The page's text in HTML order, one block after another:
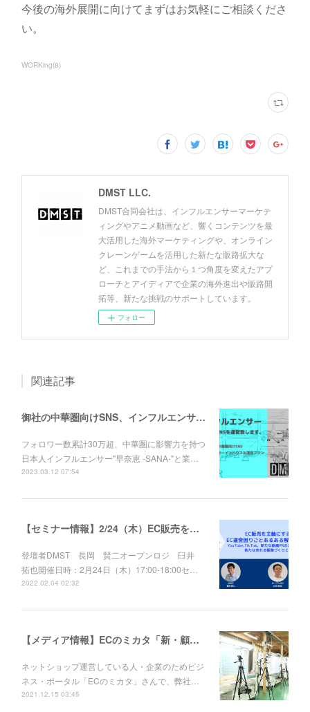
今後の海外展開に向けてまずはお気軽にご相談くださ
い。
WORKing(8)
DMST LLC.
DMST合同会社は、インフルエンサーマーケテ
ィングやアニメ動画など、響くコンテンツを最
大活用した海外マーケティングや、オンライン
クレーンゲームを活用した新たな販路拡大な
ど、これまでの手法から１つ角度を変えたアプ
ローチとアイディアで企業の海外進出や販路開
拓等、新たな挑戦のサポートしています。
フォロー
関連記事
御社の中華圏向けSNS、インフルエンサーが運営プロデュース致します。
フォロワー数累計30万超、中華圏に影響力を持つ
日本人インフルエンサー"早奈恵 -SANA-"と業…
2023.03.12 07:54
【セミナー情報】2/24（木）EC販売を主軸にする！EC運営困りごとあるある解決セミナー 開催
登壇者DMST 長岡 賢二オープンロジ 臼井
拓也開催日時：2月24日（木）17:00-18:00セ…
2022.02.04 02:32
【メディア情報】ECのミカタ「新・顧客キャッチャー！」について
ネットショップ運営している人・企業のためビジ
ネス・ポータル「ECのミカタ」さんで、弊社…
2021.12.15 03:45